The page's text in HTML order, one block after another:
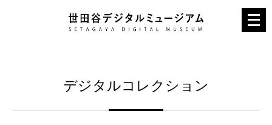
メ
ニ
デジタルコレクション